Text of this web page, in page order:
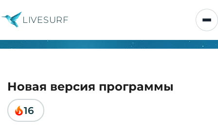
LIVESURF
Новая версия программы
16